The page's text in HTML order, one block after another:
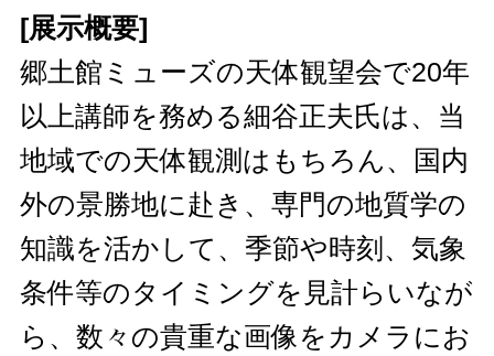
[展示概要]
郷土館ミューズの天体観望会で20年
以上講師を務める細谷正夫氏は、当
地域での天体観測はもちろん、国内
外の景勝地に赴き、専門の地質学の
知識を活かして、季節や時刻、気象
条件等のタイミングを見計らいなが
ら、数々の貴重な画像をカメラにお